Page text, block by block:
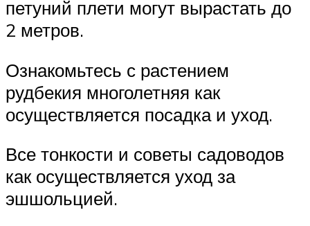
петуний плети могут вырастать до
2 метров.
Ознакомьтесь с растением
рудбекия многолетняя как
осуществляется посадка и уход.
Все тонкости и советы садоводов
как осуществляется уход за
эшшольцией.